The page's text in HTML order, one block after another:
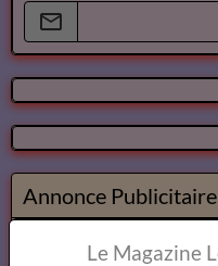
Annonce Publicitaire